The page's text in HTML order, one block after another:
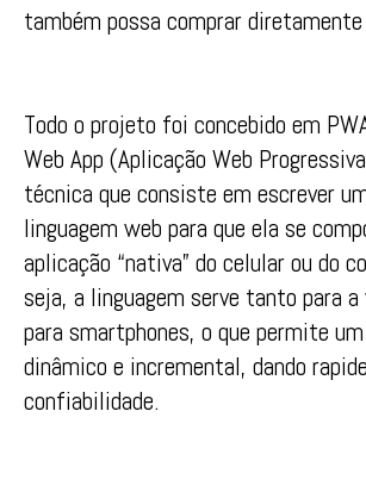
também possa comprar
Todo o projeto foi concebido em
Web App (Aplicação Web
técnica que consiste em escrever
linguagem web para que ela se
aplicação “nativa” do celular ou do
seja, a linguagem serve tanto para
para smartphones, o que permite
dinâmico e incremental, dando
confiabilidade.